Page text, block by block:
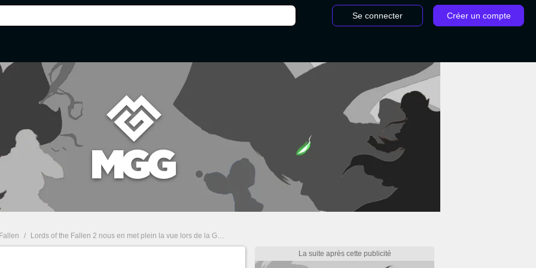
Se connecter Créer un compte
/ Lords of the Fallen 2 nous en met plein la vue lors de la Gamescom avec ses premières images sur PS5